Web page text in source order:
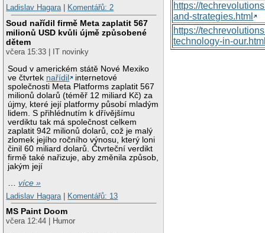
Ladislav Hagara| Komentářů: 2
Soud nařídil firmě Meta zaplatit 567
milionů USD kvůli újmě způsobené
dětem
včera 15:33 | IT novinky
Soud v americkém státě Nové Mexiko
ve čtvrtek nařídil
internetové
společnosti Meta Platforms zaplatit 567
milionů dolarů (téměř 12 miliard Kč) za
újmy, které její platformy působí mladým
lidem. S přihlédnutím k dřívějšímu
verdiktu tak má společnost celkem
zaplatit 942 milionů dolarů, což je malý
zlomek jejího ročního výnosu, který loni
činil 60 miliard dolarů. Čtvrteční verdikt
firmě také nařizuje, aby změnila způsob,
jakým její
…více »
Ladislav Hagara
Komentářů: 13
MS Paint Doom
včera 12:44 | Humor
https://
and-strategies.html
https://
technology-in-